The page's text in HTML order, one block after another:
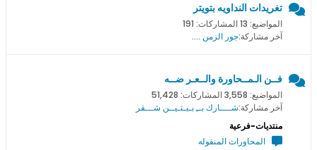
تغريدات النداويه بتويتر
المواضيع: 13 المشاركات: 191
آخر مشاركة:جور الزمن ....
فــن الـمــحاورة والــعـر ضــه
المواضيع: 3,558 المشاركات: 51,428
آخر مشاركة:شــــارك بــِ بـيـتـيــن شـــقر
منتديات-فرعية
المحاورات المنقوله